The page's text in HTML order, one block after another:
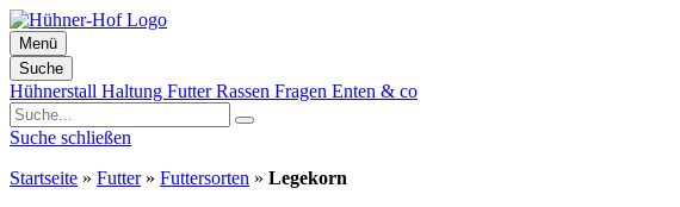
Menü
Suche
Zum
Inhalt
springen
Hühnerstall Haltung FutterRassen Fragen Enten & co
Suche schließen
Startseite » Futter» Futtersorten » Legekorn